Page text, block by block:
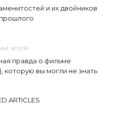
и их двойников
article
правда о фильме
которую вы могли не знать
ARTICLES